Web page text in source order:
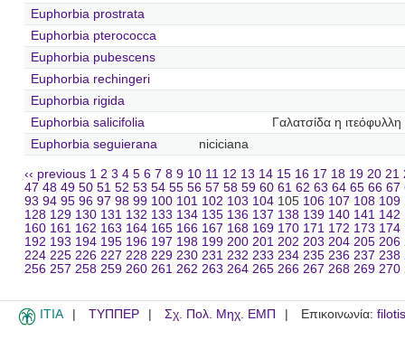
Euphorbia prostrata
Euphorbia pterococca
Euphorbia pubescens
Euphorbia rechingeri
Euphorbia rigida
Euphorbia salicifolia
Γαλατσίδα η ιτεόφυλλη
Euphorbia seguierana
niciciana
‹‹ previous 1 2 3 4 5 6 7 8 9 10 11 12 13 14 15 16 17 18 19 20 21
47 48 49 50 51 52 53 54 55 56 57 58 59 60 61 62 63 64 65 66 67
93 94 95 96 97 98 99 100 101 102 103 104 105 106 107 108 109
128 129 130 131 132 133 134 135 136 137 138 139 140 141 142
160 161 162 163 164 165 166 167 168 169 170 171 172 173 174
192 193 194 195 196 197 198 199 200 201 202 203 204 205 206
224 225 226 227 228 229 230 231 232 233 234 235 236 237 238
256 257 258 259 260 261 262 263 264 265 266 267 268 269 270
ITIA ΤΥΠΠΕΡ Σχ. Πολ. Μηχ. ΕΜΠ Επικοινωνία: